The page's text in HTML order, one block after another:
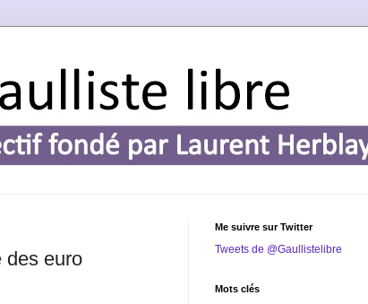
des euro
Me suivre sur Twitter
Tweets de @Gaullistelibre
Mots clés